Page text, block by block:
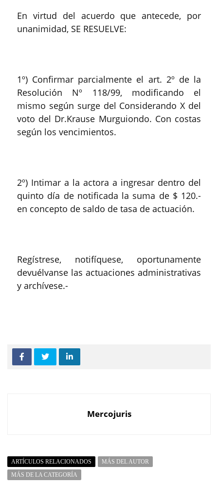
En virtud del acuerdo que antecede, por
unanimidad, SE RESUELVE:
1º) Confirmar parcialmente el art. 2º de la
Resolución Nº 118/99, modificando el
mismo según surge del Considerando X del
voto del Dr.Krause Murguiondo. Con costas
según los vencimientos.
2º) Intimar a la actora a ingresar dentro del
quinto día de notificada la suma de $ 120.-
en concepto de saldo de tasa de actuación.
Regístrese, notifíquese, oportunamente
devuélvanse las actuaciones administrativas
y archívese.-
Mercojuris
ARTÍCULOS RELACIONADOS
MÁS DEL AUTOR
MÁS DE LA CATEGORÍA